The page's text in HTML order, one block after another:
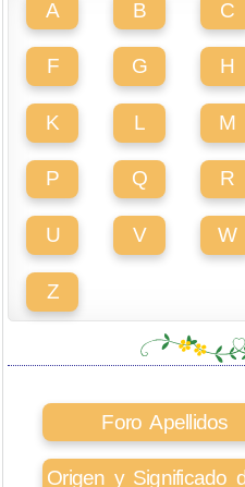
A B C
F G H
K L M
P Q R
U V W
Z
Foro Apellidos
Origen y Significado